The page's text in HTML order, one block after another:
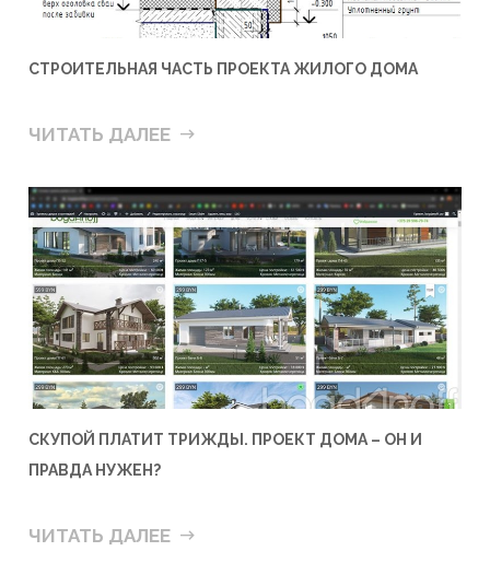
СТРОИТЕЛЬНАЯ ЧАСТЬ ПРОЕКТА ЖИЛОГО ДОМА
ЧИТАТЬ ДАЛЕЕ
СКУПОЙ ПЛАТИТ ТРИЖДЫ. ПРОЕКТ ДОМА – ОН И
ПРАВДА НУЖЕН?
ЧИТАТЬ ДАЛЕЕ